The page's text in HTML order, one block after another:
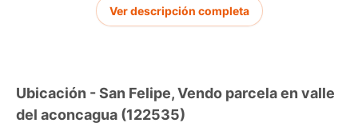
generador de respaldo de 5.000 W.
Agua potable mediante estanque de 5.000 m con sistema de
Excelente conexión telefónica y señal directa.
Cuenta con 2 niveles de plataformas listas para construcción.
Ver descripción completa
Ubicación - San Felipe, Vendo parcela en valle
del aconcagua (122535)